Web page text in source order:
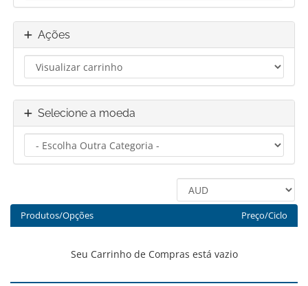
Ações
Selecione a moeda
Produtos/Opções Preço/Ciclo
Seu Carrinho de Compras está vazio